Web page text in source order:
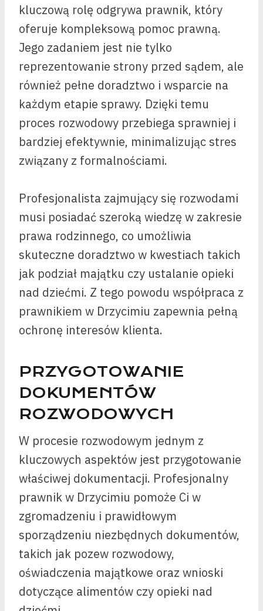
kluczową rolę odgrywa prawnik, który
oferuje kompleksową pomoc prawną.
Jego zadaniem jest nie tylko
reprezentowanie strony przed sądem, ale
również pełne doradztwo i wsparcie na
każdym etapie sprawy. Dzięki temu
proces rozwodowy przebiega sprawniej i
bardziej efektywnie, minimalizując stres
związany z formalnościami.
Profesjonalista zajmujący się rozwodami
musi posiadać szeroką wiedzę w zakresie
prawa rodzinnego, co umożliwia
skuteczne doradztwo w kwestiach takich
jak podział majątku czy ustalanie opieki
nad dziećmi. Z tego powodu współpraca z
prawnikiem w Drzycimiu zapewnia pełną
ochronę interesów klienta.
PRZYGOTOWANIE
DOKUMENTÓW
ROZWODOWYCH
W procesie rozwodowym jednym z
kluczowych aspektów jest przygotowanie
właściwej dokumentacji. Profesjonalny
prawnik w Drzycimiu pomoże Ci w
zgromadzeniu i prawidłowym
sporządzeniu niezbędnych dokumentów,
takich jak pozew rozwodowy,
oświadczenia majątkowe oraz wnioski
dotyczące alimentów czy opieki nad